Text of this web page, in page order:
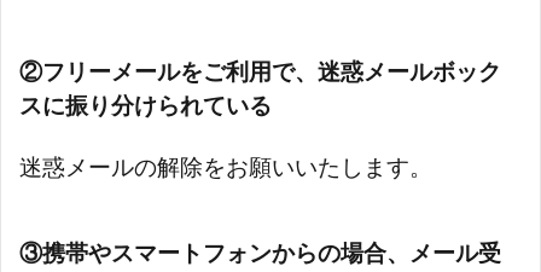
②フリーメールをご利用で、迷惑メールボック
スに振り分けられている
迷惑メールの解除をお願いいたします。
③携帯やスマートフォンからの場合、メール受